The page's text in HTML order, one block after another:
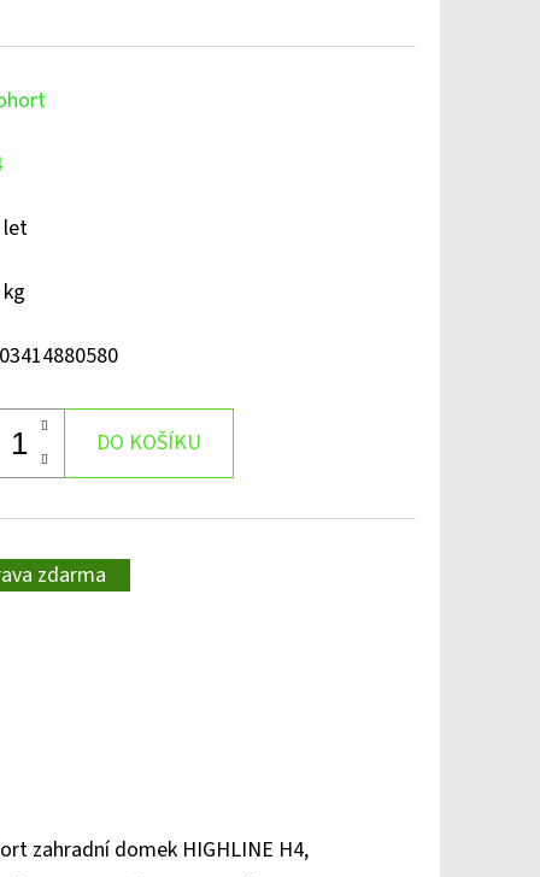
let
DO KOŠÍKU
zdarma
zahradní domek HIGHLINE H4,